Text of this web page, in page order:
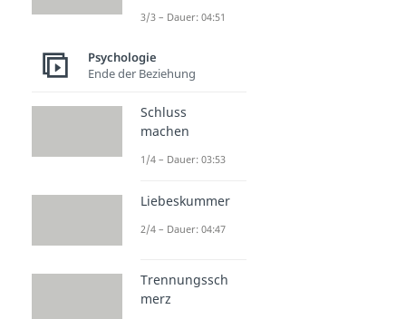
3/3 – Dauer: 04:51
Psychologie
Ende der Beziehung
Schluss
machen
1/4 – Dauer: 03:53
Liebeskummer
2/4 – Dauer: 04:47
Trennungssch
merz